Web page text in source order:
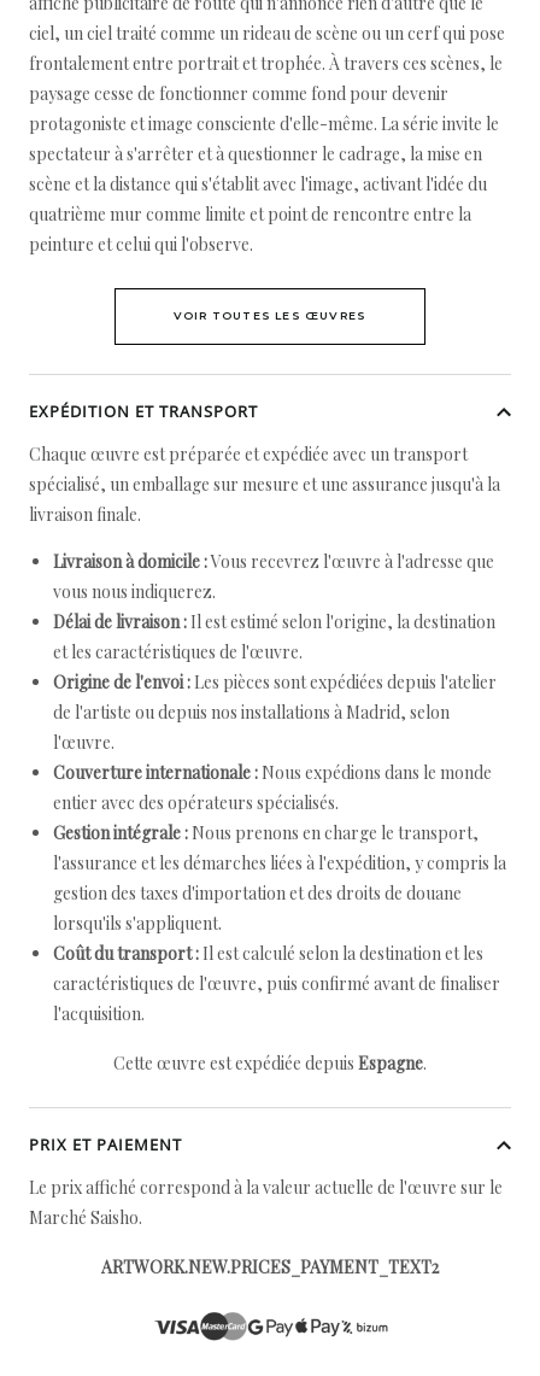
ciel, un ciel traité comme un rideau de scène ou un cerf qui pose
frontalement entre portrait et trophée. À travers ces scènes, le
paysage cesse de fonctionner comme fond pour devenir
protagoniste et image consciente d'elle-même. La série invite le
spectateur à s'arrêter et à questionner le cadrage, la mise en
scène et la distance qui s'établit avec l'image, activant l'idée du
quatrième mur comme limite et point de rencontre entre la
peinture et celui qui l'observe.
VOIR TOUTES LES ŒUVRES
EXPÉDITION ET TRANSPORT
Chaque œuvre est préparée et expédiée avec un transport
spécialisé, un emballage sur mesure et une assurance jusqu'à la
livraison finale.
Livraison à domicile :Vous recevrez l'œuvre à l'adresse que
vous nous indiquerez.
Délai de livraison : Il est estimé selon l'origine, la destination
et les caractéristiques de l'œuvre.
Origine de l'envoi : Les pièces sont expédiées depuis l'atelier
de l'artiste ou depuis nos installations à Madrid, selon
l'œuvre.
Couverture internationale : Nous expédions dans le monde
entier avec des opérateurs spécialisés.
Gestion intégrale : Nous prenons en charge le transport,
l'assurance et les démarches liées à l'expédition, y compris la
gestion des taxes d'importation et des droits de douane
lorsqu'ils s'appliquent.
Coût du transport : Il est calculé selon la destination et les
caractéristiques de l'œuvre, puis confirmé avant de finaliser
l'acquisition.
Cette œuvre est expédiée depuis Espagne.
PRIX ET PAIEMENT
Le prix affiché correspond à la valeur actuelle de l'œuvre sur le
Marché Saisho.
ARTWORK.NEW.PRICES_PAYMENT_TEXT2